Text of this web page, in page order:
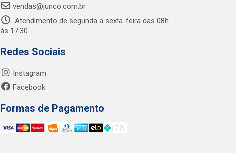
vendas@junco.com.br
Atendimento de segunda a sexta-feira das 08h
às 17:30
Redes Sociais
Instagram
Facebook
Formas de Pagamento